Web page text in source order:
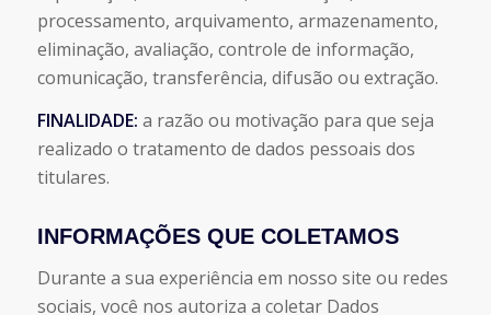
processamento, arquivamento, armazenamento,
eliminação, avaliação, controle de informação,
comunicação, transferência, difusão ou extração.
FINALIDADE: a razão ou motivação para que seja
realizado o tratamento de dados pessoais dos
titulares.
INFORMAÇÕES QUE COLETAMOS
Durante a sua experiência em nosso site ou redes
sociais, você nos autoriza a coletar Dados